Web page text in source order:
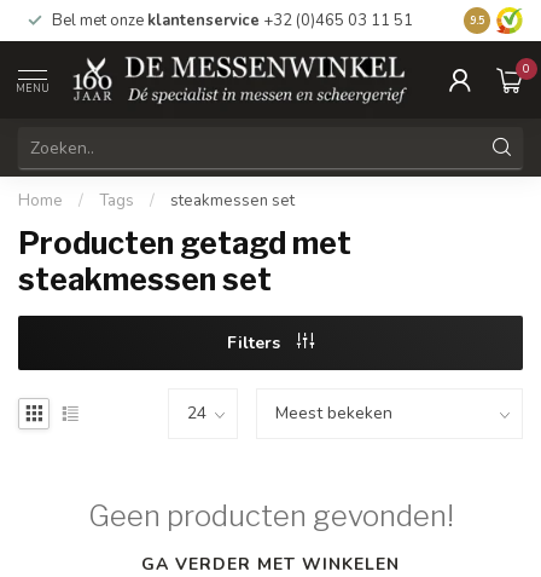
Bel met onze klantenservice +32 (0)465 03 11 51 Bezoek
9.5
MENU
0
Home / Tags / steakmessen set
Producten getagd met
steakmessen set
Filters
Geen producten gevonden!
GA VERDER MET WINKELEN